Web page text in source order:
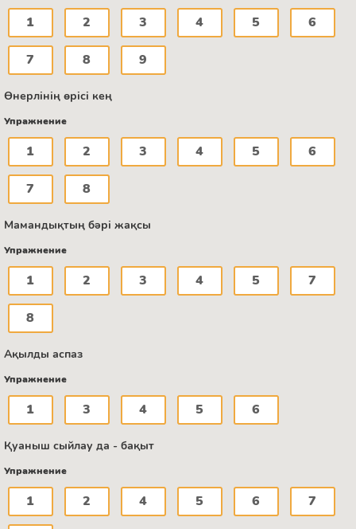
1 2 3 4 5 6
7 8 9
Өнерлінің өрісі кең
Упражнение
1 2 3 4 5 6
7 8
Мамандықтың бәрі жақсы
Упражнение
1 2 3 4 5 7
8
Ақылды аспаз
Упражнение
1 3 4 5 6
Қуаныш сыйлау да - бақыт
Упражнение
1 2 4 5 6 7